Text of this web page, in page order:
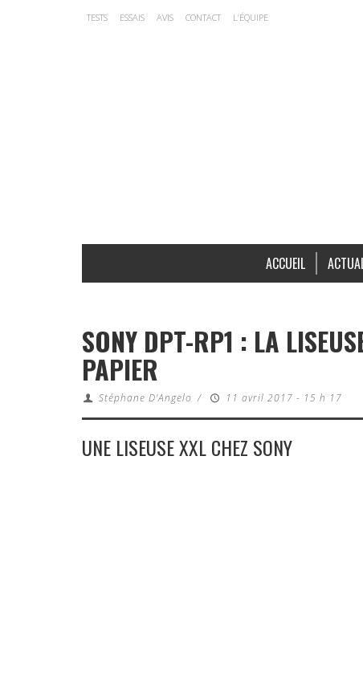
TESTS ESSAIS AVIS CONTACT L’ÉQUIPE
ACCUEIL
SONY DPT-RP1 : LA
PAPIER
Stéphane D'Angelo / 11 avril 2017 - 15 h 17
UNE LISEUSE XXL CHEZ SONY